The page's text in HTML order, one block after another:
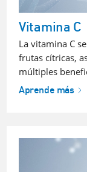
Vitamina C
La vitamina C
frutas cítricas,
múltiples
Aprende más